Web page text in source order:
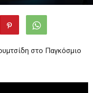
στο Παγκόσμιο